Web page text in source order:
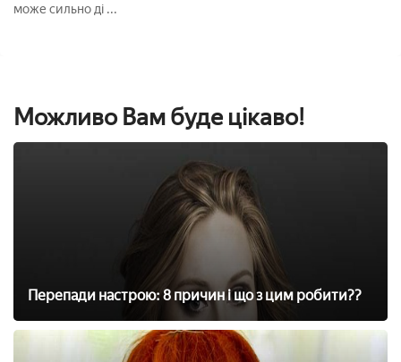
може сильно ді ...
Можливо Вам буде цікаво!
Перепади настрою: 8 причин і що з цим робити??